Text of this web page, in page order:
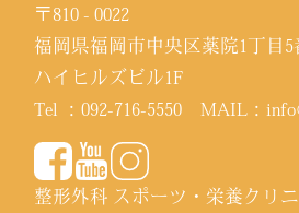
〒810 - 0022
福岡県福岡市中央区薬院1丁目5
ハイヒルズビル1F
Tel ：092-716-5550 MAIL：
整形外科 スポーツ・栄養クリ